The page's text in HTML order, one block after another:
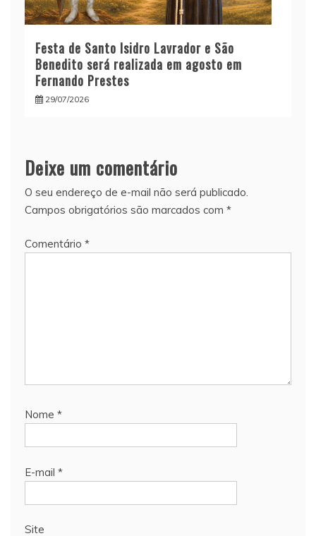
Festa de Santo Isidro Lavrador e São
Benedito será realizada em agosto em
Fernando Prestes
29/07/2026
Deixe um comentário
O seu endereço de e-mail não será publicado.
Campos obrigatórios são marcados com *
Comentário *
Nome *
E-mail *
Site